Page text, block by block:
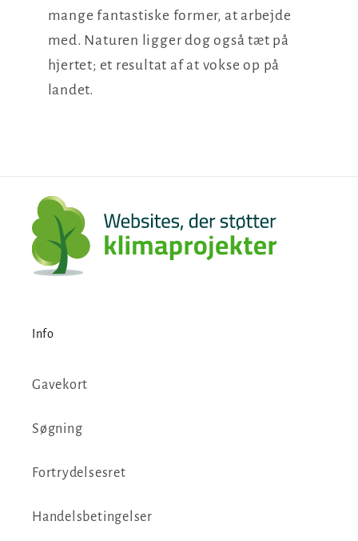
mange fantastiske former, at arbejde
med. Naturen ligger dog også tæt på
hjertet; et resultat af at vokse op på
landet.
Info
Gavekort
Søgning
Fortrydelsesret
Handelsbetingelser